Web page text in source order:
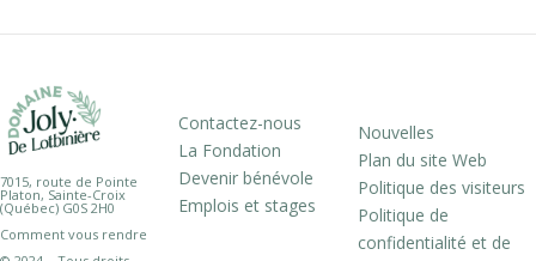
7015, route de Pointe
Platon, Sainte-Croix
(Québec) G0S 2H0
Comment vous rendre
Contactez-nous
La Fondation
Devenir bénévole
Emplois et stages
Nouvelles
Plan du site Web
Politique des visiteurs
Politique de
confidentialité et de